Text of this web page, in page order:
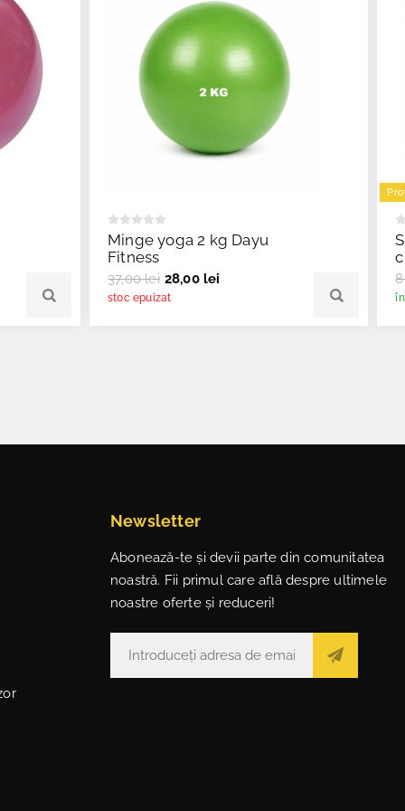
Minge yoga 2 kg Dayu
Fitness
37,00 lei 28,00 lei
stoc epuizat
Newsletter
Abonează-te și devii parte din comunitatea
noastră. Fii primul care află despre ultimele
noastre oferte și reduceri!